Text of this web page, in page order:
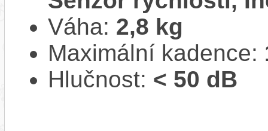
Váha: 2,8 kg
Maximální kadence:
Hlučnost: < 50 dB